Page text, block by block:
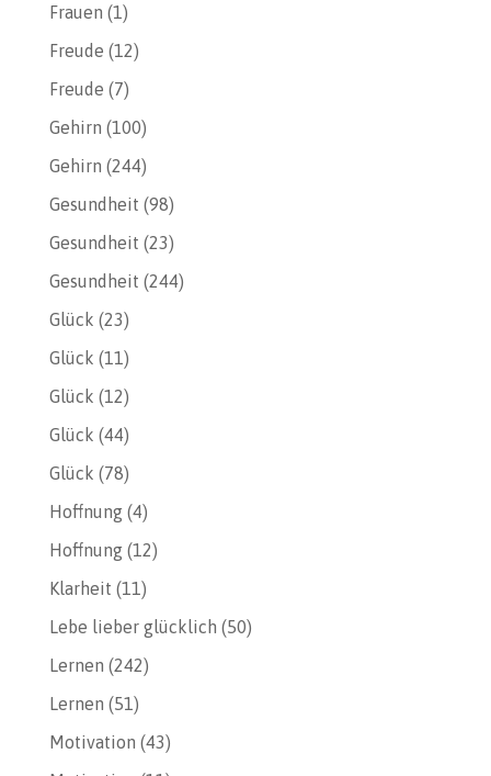
Frauen (1)
Freude (12)
Freude (7)
Gehirn (100)
Gehirn (244)
Gesundheit (98)
Gesundheit (23)
Gesundheit (244)
Glück (23)
Glück (11)
Glück (12)
Glück (44)
Glück (78)
Hoffnung(4)
Hoffnung(12)
Klarheit (11)
Lebe lieber glücklich (50)
Lernen (242)
Lernen (51)
Motivation (43)